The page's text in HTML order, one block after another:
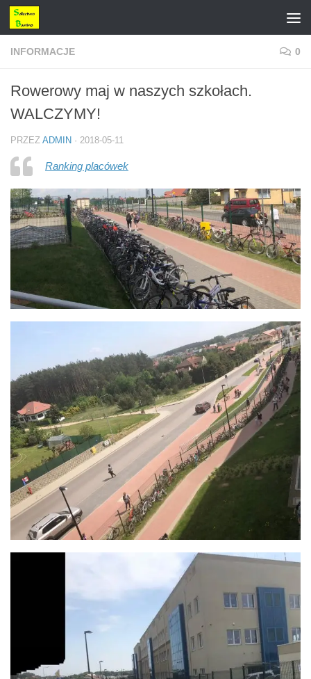
Przejdź do treści
INFORMACJE 0
Rowerowy maj w naszych szkołach.
WALCZYMY!
PRZEZ ADMIN · 2018-05-11
Ranking placówek